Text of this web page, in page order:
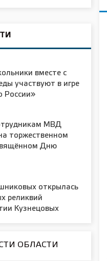
вместе с
участвуют в игре
России»
МВД
торжественном
Дню
открылась
реликвий
Кузнецовых
ОБЛАСТИ